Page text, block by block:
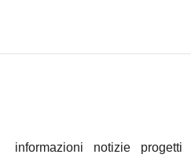
informazioni notizie progetti